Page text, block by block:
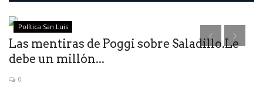
Política San Luis
Las mentiras de Poggi sobre Saladillo.Le
debe un millón...
0